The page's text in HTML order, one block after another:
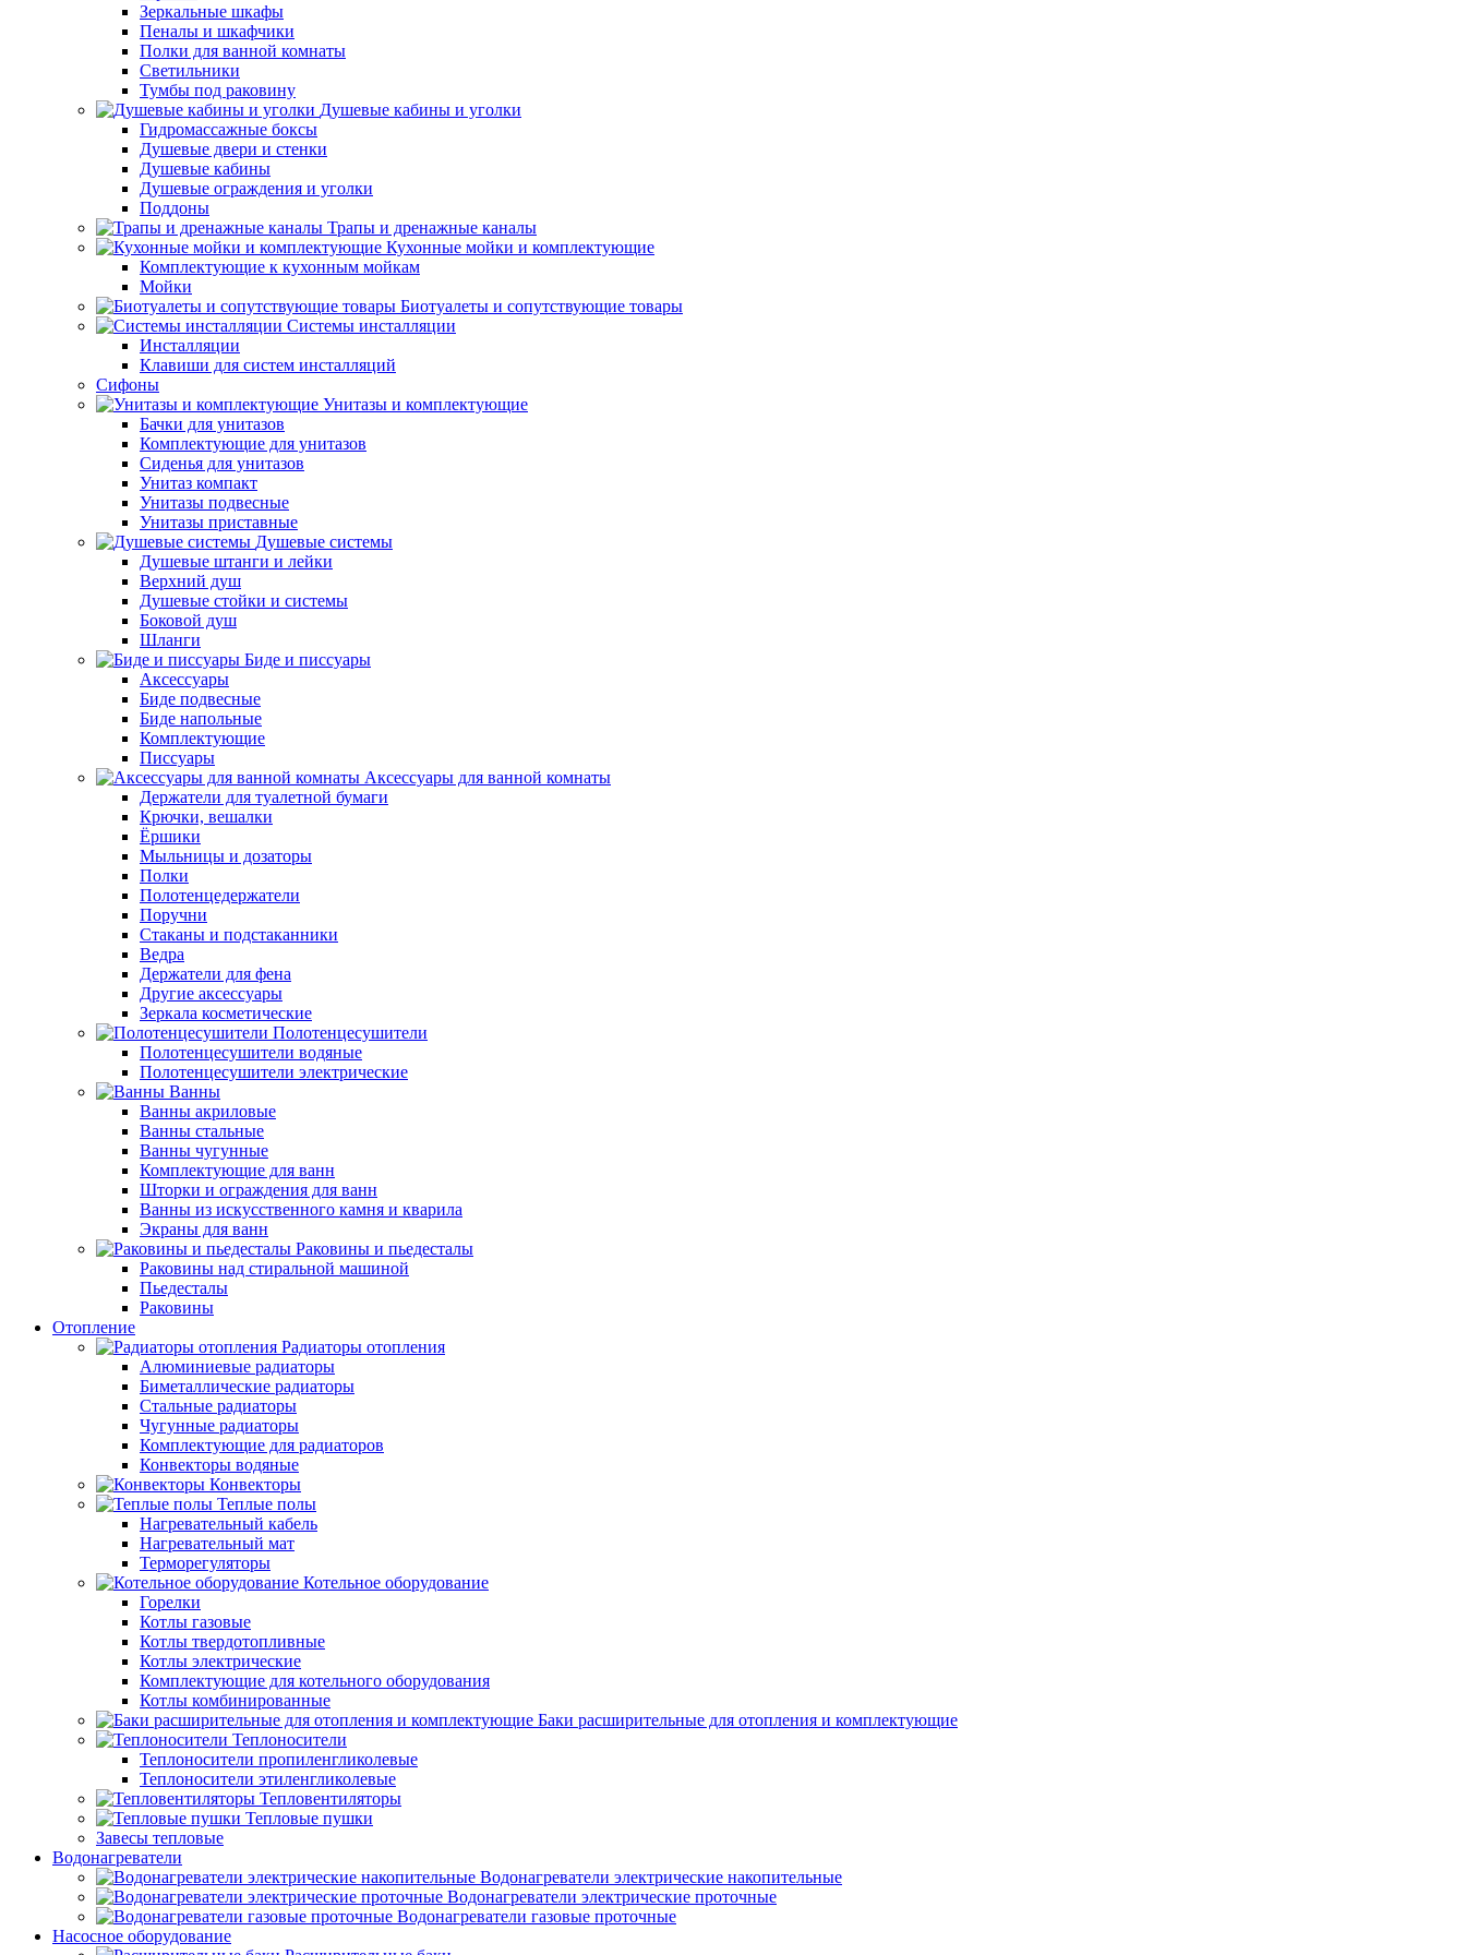
Зеркальные шкафы
Пеналы и шкафчики
Полки для ванной комнаты
Светильники
Тумбы под раковину
Душевые кабины и уголки
Гидромассажные боксы
Душевые двери и стенки
Душевые кабины
Душевые ограждения и уголки
Поддоны
Трапы и дренажные каналы
Кухонные мойки и комплектующие
Комплектующие к кухонным мойкам
Мойки
Биотуалеты и сопутствующие товары
Системы инсталляции
Инсталляции
Клавиши для систем инсталляций
Сифоны
Унитазы и комплектующие
Бачки для унитазов
Комплектующие для унитазов
Сиденья для унитазов
Унитаз компакт
Унитазы подвесные
Унитазы приставные
Душевые системы
Душевые штанги и лейки
Верхний душ
Душевые стойки и системы
Боковой душ
Шланги
Биде и писсуары
Аксессуары
Биде подвесные
Биде напольные
Комплектующие
Писсуары
Аксессуары для ванной комнаты
Держатели для туалетной бумаги
Крючки, вешалки
Ёршики
Мыльницы и дозаторы
Полки
Полотенцедержатели
Поручни
Стаканы и подстаканники
Ведра
Держатели для фена
Другие аксессуары
Зеркала косметические
Полотенцесушители
Полотенцесушители водяные
Полотенцесушители электрические
Ванны
Ванны акриловые
Ванны стальные
Ванны чугунные
Комплектующие для ванн
Шторки и ограждения для ванн
Ванны из искусственного камня и кварила
Экраны для ванн
Раковины и пьедесталы
Раковины над стиральной машиной
Пьедесталы
Раковины
Отопление
Радиаторы отопления
Алюминиевые радиаторы
Биметаллические радиаторы
Стальные радиаторы
Чугунные радиаторы
Комплектующие для радиаторов
Конвекторы водяные
Конвекторы
Теплые полы
Нагревательный кабель
Нагревательный мат
Терморегуляторы
Котельное оборудование
Горелки
Котлы газовые
Котлы твердотопливные
Котлы электрические
Комплектующие для котельного оборудования
Котлы комбинированные
Баки расширительные для отопления и комплектующие
Теплоносители
Теплоносители пропиленгликолевые
Теплоносители этиленгликолевые
Тепловентиляторы
Тепловые пушки
Завесы тепловые
Водонагреватели
Водонагреватели электрические накопительные
Водонагреватели электрические проточные
Водонагреватели газовые проточные
Насосное оборудование